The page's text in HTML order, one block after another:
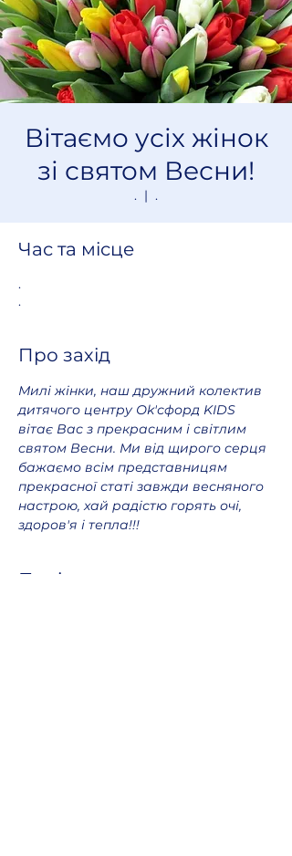
Вітаємо усіх жінок
зі святом Весни!
.
  |
.
Час та місце
.
.
Про захід
Милі жінки, наш дружний колектив
дитячого центру Оk'сфорд KIDS
вітає Вас з прекрасним і світлим
святом Весни. Ми від щирого серця
бажаємо всім представницям
прекрасної статі завжди весняного
настрою, хай радістю горять очі,
здоров'я і тепла!!!
Поділитися